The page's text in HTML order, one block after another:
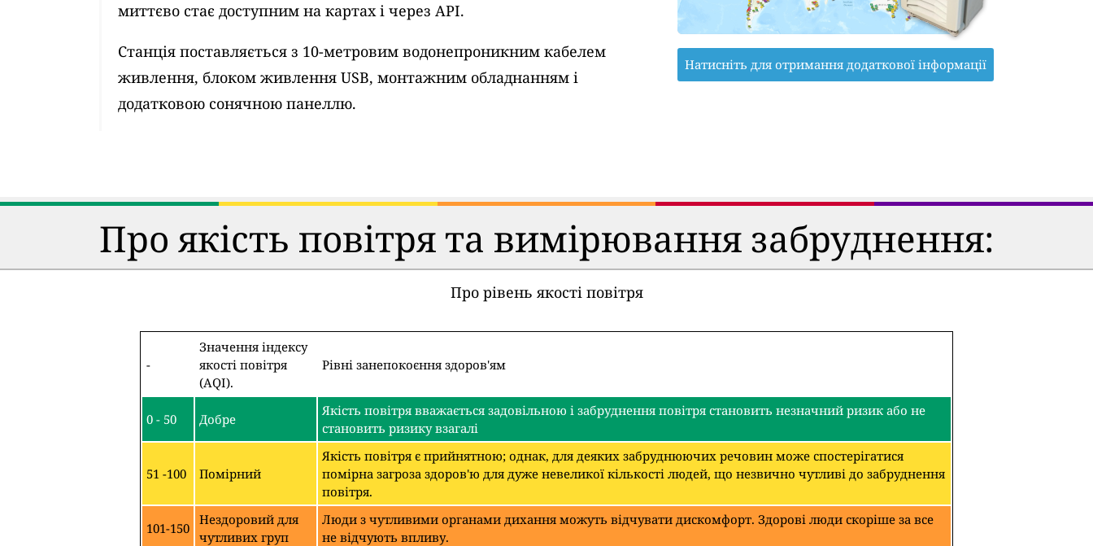
миттєво стає доступним на картах і через API.
Станція поставляється з 10-метровим водонепроникним кабелем
живлення, блоком живлення USB, монтажним обладнанням і
додатковою сонячною панеллю.
Натисніть для отримання додаткової інформації
Про якість повітря та вимірювання забруднення:
Про рівень якості повітря
-
Значення індексу
якості повітря
(AQI).
Рівні занепокоєння здоров'ям
0 - 50 Добре
Якість повітря вважається задовільною і забруднення повітря становить незначний ризик або не
становить ризику взагалі
51 -100 Помірний
Якість повітря є прийнятною; однак, для деяких забруднюючих речовин може спостерігатися
помірна загроза здоров'ю для дуже невеликої кількості людей, що незвично чутливі до забруднення
повітря.
101-150
Нездоровий для
чутливих груп
Люди з чутливими органами дихання можуть відчувати дискомфорт. Здорові люди скоріше за все
не відчують впливу.